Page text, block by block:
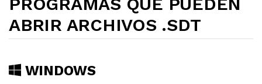
ABRIR ARCHIVOS .SDT
WINDOWS